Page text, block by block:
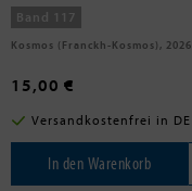
Band 117
Kosmos (Franckh-Kosmos), 2026
15,00 €
Versandkostenfrei in DE
In den Warenkorb